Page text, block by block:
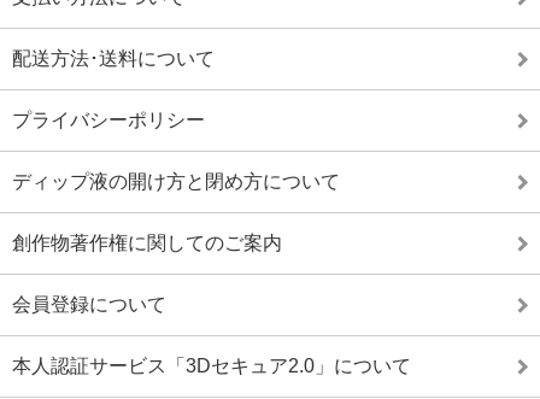
配送方法･送料について
プライバシーポリシー
ディップ液の開け方と閉め方について
創作物著作権に関してのご案内
会員登録について
本人認証サービス「3Dセキュア2.0」について